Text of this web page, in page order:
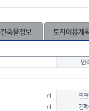
건축물정보 토지이용계
면
㎡
연
㎡
건